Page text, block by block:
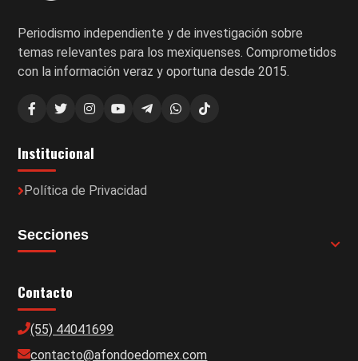
Periodismo independiente y de investigación sobre
temas relevantes para los mexiquenses. Comprometidos
con la información veraz y oportuna desde 2015.
Institucional
Política de Privacidad
Secciones
Contacto
(55) 44041699
contacto@afondoedomex.com